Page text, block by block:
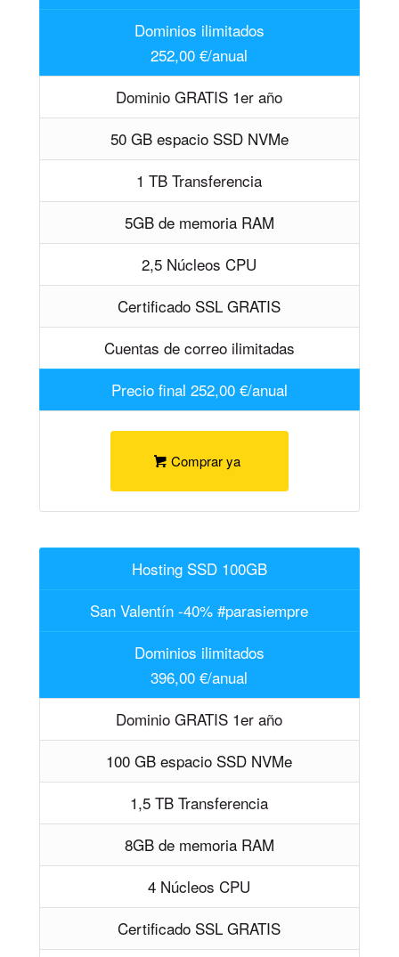
Dominios ilimitados
252,00 €/anual
Dominio GRATIS 1er año
50 GB espacio SSD NVMe
1 TB Transferencia
5GB de memoria RAM
2,5 Núcleos CPU
Certificado SSL GRATIS
Cuentas de correo ilimitadas
Precio final 252,00 €/anual
Comprar ya
Hosting SSD 100GB
San Valentín -40% #parasiempre
Dominios ilimitados
396,00 €/anual
Dominio GRATIS 1er año
100 GB espacio SSD NVMe
1,5 TB Transferencia
8GB de memoria RAM
4 Núcleos CPU
Certificado SSL GRATIS